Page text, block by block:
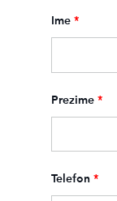
Ime *
Prezime *
Telefon *